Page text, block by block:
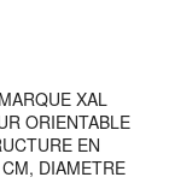
XAL
ORIENTABLE
EN
DIAMETRE